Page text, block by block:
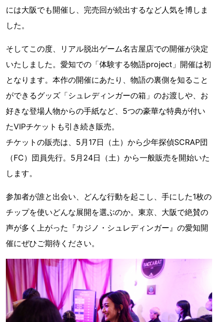
には大阪でも開催し、完売回が続出するなど人気を博しま
した。
そしてこの度、リアル脱出ゲーム名古屋店での開催が決定
いたしました。愛知での「体験する物語project」開催は初
となります。本作の開催にあたり、物語の裏側を知ること
ができるグッズ「シュレディンガーの箱」のお渡しや、お
好きな登場人物からの手紙など、5つの豪華な特典が付い
たVIPチケットも引き続き販売。
チケットの販売は、5月17日（土）から少年探偵SCRAP団
（FC）団員先行。5月24日（土）から一般販売を開始いた
します。
参加者が誰と出会い、どんな行動を起こし、手にした1枚の
チップを使いどんな展開を選ぶのか。東京、大阪で絶賛の
声が多く上がった『カジノ・シュレディンガー』の愛知開
催にぜひご期待ください。